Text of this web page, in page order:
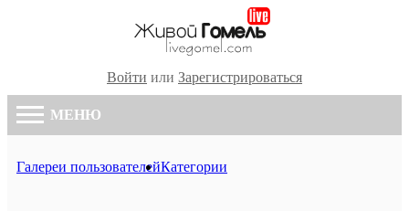
Войти или Зарегистрироваться
МЕНЮ
Галереи пользователейКатегории